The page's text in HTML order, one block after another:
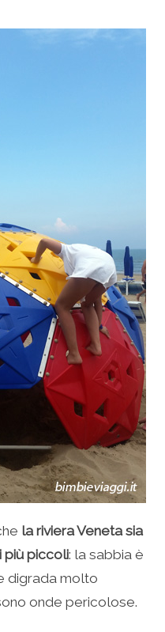
la riviera Veneta sia
più piccoli: la sabbia è
digrada molto
onde pericolose.